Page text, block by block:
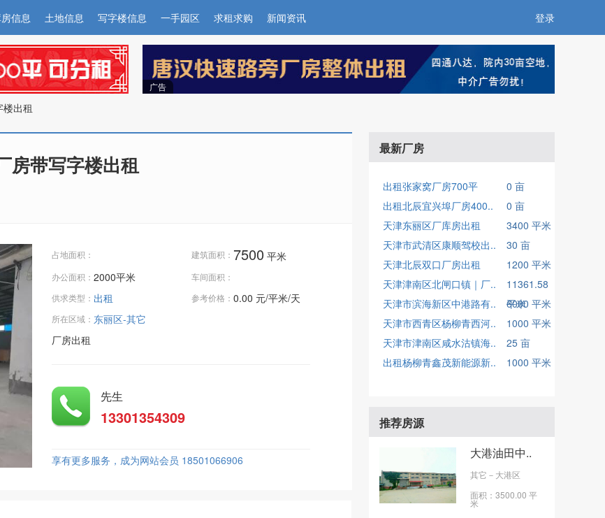
信息 土地信息 写字楼信息 一手园区 求租求购 新闻资讯 登录
广告
出租
房带写字楼出租
占地面积： 建筑面积： 7500 平米
办公面积： 2000平米
车间面积：
供求类型： 出租 参考价格： 0.00 元/平米/天
所在区域： 东丽区-其它
厂房出租
先生
13301354309
享有更多服务，成为网站会员 18501066906
最新厂房
出租张家窝厂房700平
0 亩
出租北辰宜兴埠厂房400..
0 亩
天津东丽区厂库房出租
3400 平米
天津市武清区康顺驾校出..
30 亩
天津北辰双口厂房出租
1200 平米
天津津南区北闸口镇｜厂..
11361.58
平米
天津市滨海新区中港路有..
6000 平米
天津市西青区杨柳青西河..
1000 平米
天津市津南区咸水沽镇海..
25 亩
出租杨柳青鑫茂新能源新..
1000 平米
推荐房源
大港油田中..
其它 －大港区
面积：3500.00 平
米